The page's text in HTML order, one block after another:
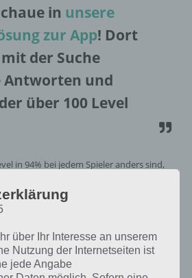
in unsere
zur App! Dort
der Suche
Antworten und
über 100 Level
in 94% bei jedem Spieler anders sind,
richtigen Antworten zum Bild:
Die Lösung ist dabei nach den
über Ihr Interesse an unserem
Nutzung der Internetseiten ist
jede Angabe